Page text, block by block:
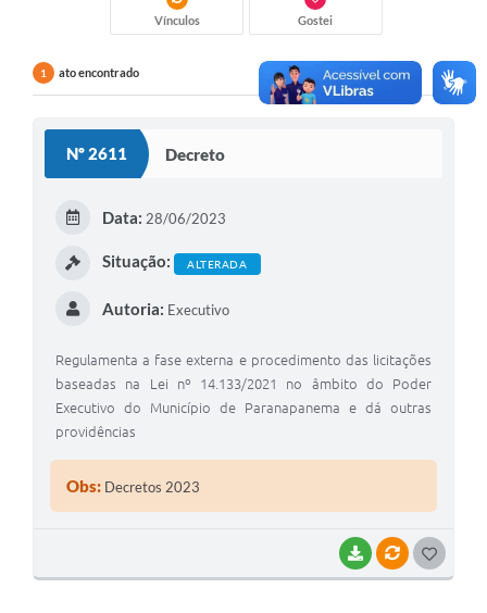
Transparência
Editais
Vínculos Gostei
1 ato encontrado
Nº 2611 Decreto
BAIXARVÍNCULOS
Data: 28/06/2023
Situação: ALTERADA
Autoria: Executivo
Regulamenta a fase externa e procedimento das licitações
baseadas na Lei nº 14.133/2021 no âmbito do Poder
Executivo do Município de Paranapanema e dá outras
providências
Obs: Decretos 2023